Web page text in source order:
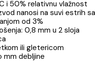
od +5 °C do +35 °C
dva sloja: približno 1
obloge: 3–4 sata
se odnose na